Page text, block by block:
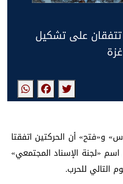
على تشكيل
و«فتح» أن الحركتين اتفقتا
«لجنة الإسناد المجتمعي»
التالي للحرب.